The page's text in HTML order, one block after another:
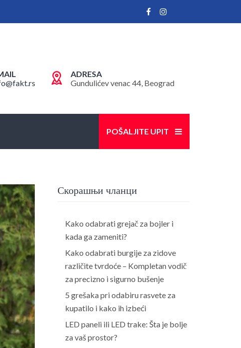
ADRESA
Gundulićev venac 44, Beograd
POŠALJITE UPIT
Скорашњи чланци
Kako odabrati grejač za bojler i
kada ga zameniti?
Kako odabrati burgije za zidove
različite tvrdoće – Kompletan vodič
za precizno i sigurno bušenje
5 grešaka pri odabiru rasvete za
kupatilo i kako ih izbeći
LED paneli ili LED trake: Šta je bolje
za vaš prostor?